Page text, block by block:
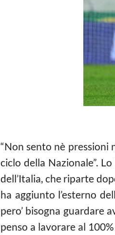
“Non sento nè pressioni
ciclo della Nazionale”.
dell’Italia, che riparte
ha aggiunto l’esterno
pero’ bisogna guardare
penso a lavorare al